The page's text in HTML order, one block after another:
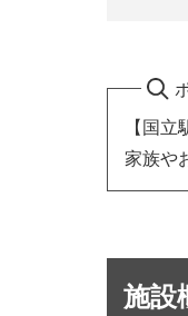
【国
家族や
施設